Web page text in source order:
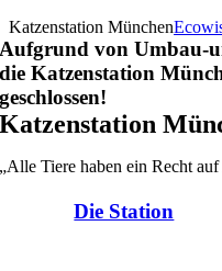
Katzenstation München
Aufgrund von Umbau-
die Katzenstation
geschlossen!
Katzenstation
„Alle Tiere haben ein Recht
Die Station